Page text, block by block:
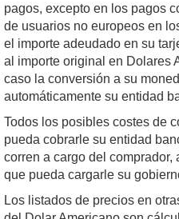
pagos, excepto en los pagos
de usuarios no europeos en
el importe adeudado en su
al importe original en Dolares
caso la conversión a su
automáticamente su entidad
Todos los posibles costes de
pueda cobrarle su entidad
corren a cargo del
que pueda cargarle su
Los listados de precios en